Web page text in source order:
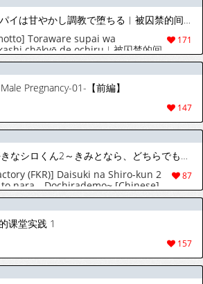
[藻都もっと] 囚われスパイは甘やかし調教で堕ちる︱被囚禁的间谍因溺爱调教而沦陷 [Chinese][全1话]
171
Toraware supai wa
chōkyō de ochiru︱被囚禁的间
调教而沦陷 [Chinese][全1话]
Pregnancy-01-【前編】
147
[FKRfactory (FKR)] 大好きなシロくん2～きみとなら、どちらでも～ [中国翻訳] [DL版]
87
(FKR)] Daisuki na Shiro-kun 2
nara、Dochirademo~ [Chinese]
课堂实践 1
157